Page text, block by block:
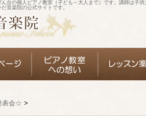
ん台の個人ピアノ教室（子ども～大人まで）です。講師は子
音楽院の公式サイトです。
表会☆ >